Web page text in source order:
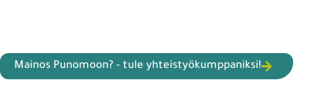
Mainos Punomoon? - tule yhteistyökumppaniksi!